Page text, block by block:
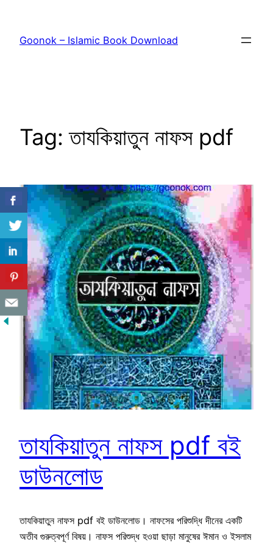
content
Goonok – Islamic Book Download
Tag:তাযকিয়াতুন নাফস pdf
তাযকিয়াতুন নাফস pdf বই
ডাউনলোড
তাযকিয়াতুন নাফস pdf বই ডাউনলোড। নাফসের পরিশুদ্ধি দীনের একটি
অতীব গুরুত্বপূর্ণ বিষয়। নাফস পরিশুদ্ধ হওয়া ছাড়া মানুষের ঈমান ও ইসলাম